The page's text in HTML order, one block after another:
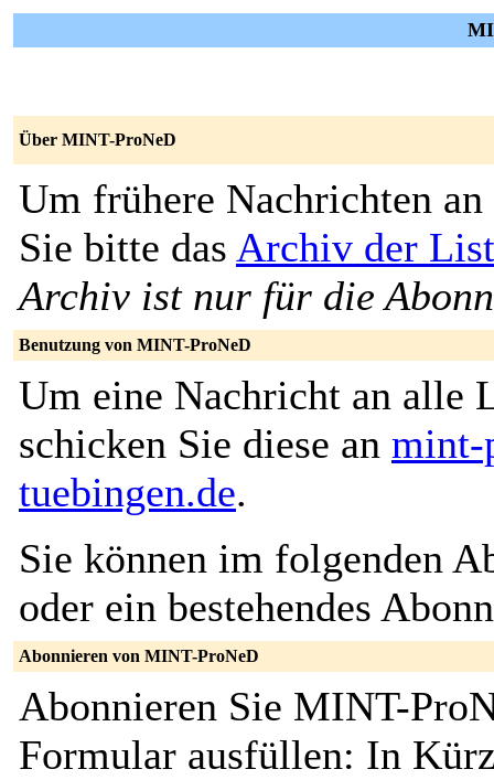
Über MINT-ProNeD
Um frühere Nachrichten an
Sie bitte das Archiv der
Archiv ist nur für die
Benutzung von MINT-ProNeD
Um eine Nachricht an alle
schicken Sie diese an mint-
tuebingen.de.
Sie können im folgenden
oder ein bestehendes
Abonnieren von MINT-ProNeD
Abonnieren Sie MINT-
Formular ausfüllen: In